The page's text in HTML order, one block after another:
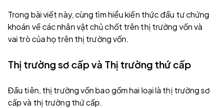
Trong bài viết này, cùng tìm hiểu kiến thức đầu tư chứng
khoán về các nhân vật chủ chốt trên thị trường vốn và
vai trò của họ trên thị trường vốn.
Thị trường sơ cấp và Thị trường thứ cấp
Đầu tiên, thị trường vốn bao gồm hai loại là thị trường sơ
cấp và thị trường thứ cấp.